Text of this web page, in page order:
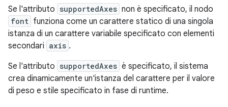
Se l'attributo supportedAxes non è specificato, il nodo
font funziona come un carattere statico di una singola
istanza di un carattere variabile specificato con elementi
secondari axis .
Se l'attributo supportedAxes è specificato, il sistema
crea dinamicamente un'istanza del carattere per il valore
di peso e stile specificato in fase di runtime.